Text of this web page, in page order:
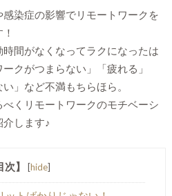
染症の影響でリモートワークを
間がなくなってラクになったは
クがつまらない」「疲れる」
」など不満もちらほら。
くリモートワークのモチベーシ
します♪
次】 [hide]